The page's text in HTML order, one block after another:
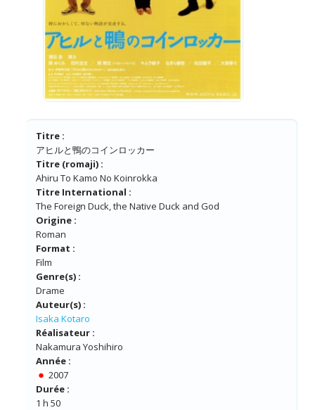
Titre :
アヒルと鴨のコインロッカー
Titre (romaji) :
Ahiru To Kamo No Koinrokka
Titre International :
The Foreign Duck, the Native Duck and God
Origine :
Roman
Format :
Film
Genre(s) :
Drame
Auteur(s) :
Isaka Kotaro
Réalisateur :
Nakamura Yoshihiro
Année :
2007
Durée :
1 h 50